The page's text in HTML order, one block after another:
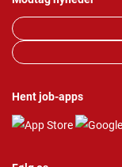
Hent job-apps